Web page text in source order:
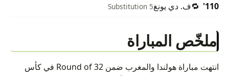
110'
🔁ف. دي يونغSubstitution 5
ملخّص المباراة
انتهت مباراة هولندا والمغرب ضمن Round of 32 في كأس